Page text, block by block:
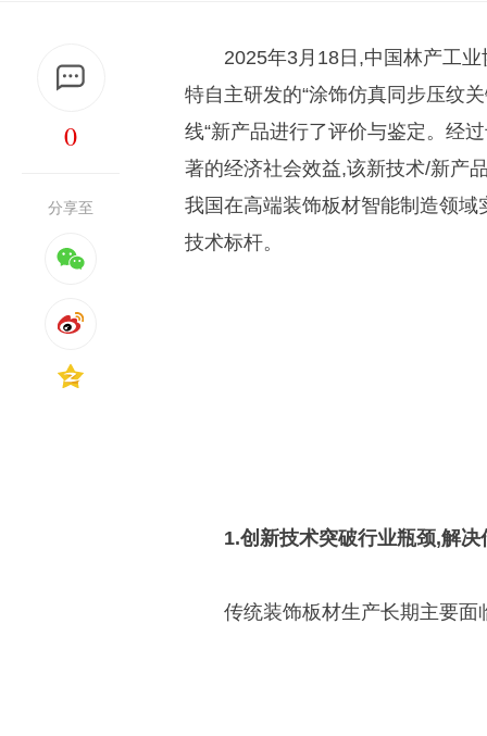
0
分享至
2025年3月18日,中国林产工
特自主研发的“涂饰仿真同步压纹
线“新产品进行了评价与鉴定。经
著的经济社会效益,该新技术/新产
我国在高端装饰板材智能制造领
技术标杆。
1.创新技术突破行业瓶颈,解
传统装饰板材生产长期主要面